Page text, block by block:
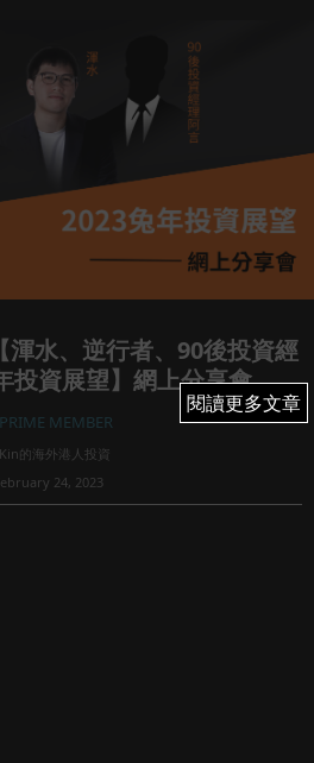
閱讀更多文章
渾水、逆行者、90後投資經
投資展望】網上分享會
MEMBER
的海外港人投資
24, 2023
閱讀更多文章